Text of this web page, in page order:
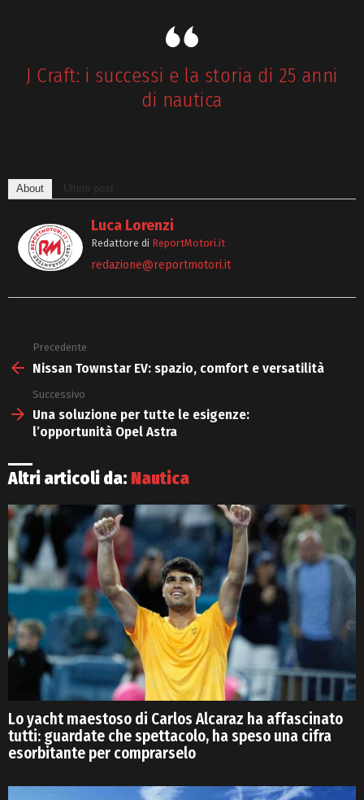
J Craft: i successi e la storia di 25 anni
di nautica
About Ultimi post
Luca Lorenzi
Redattore di ReportMotori.it
redazione@reportmotori.it
more
Precedente
Nissan Townstar EV: spazio, comfort e versatilità
Successivo
Una soluzione per tutte le esigenze:
l’opportunità Opel Astra
Altri articoli da: Nautica
Lo yacht maestoso di Carlos Alcaraz ha affascinato
tutti: guardate che spettacolo, ha speso una cifra
esorbitante per comprarselo